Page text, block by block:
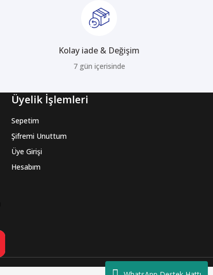
Kolay iade & Değişim
7 gün içerisinde
Üyelik İşlemleri
Sepetim
Şifremi Unuttum
Üye Girişi
Hesabım